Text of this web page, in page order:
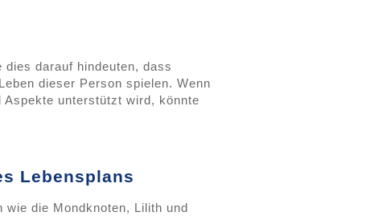
darauf hindeuten, dass
dieser Person spielen. Wenn
unterstützt wird, könnte
Lebensplans
wie die Mondknoten, Lilith und